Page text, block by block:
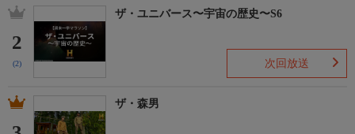
2
(2)
ザ・ユニバース〜宇宙の歴史〜S6
次回放送
ザ・森男